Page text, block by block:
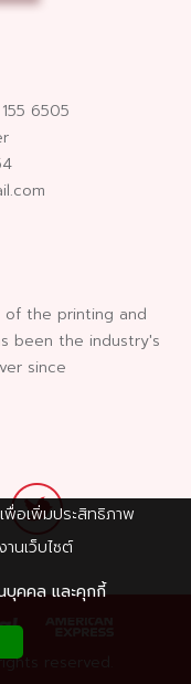
6505
of the printing and
been the industry's
since
reserved.
พื่อเพิ่มประสิทธิภาพ
นเว็บไซต์
บุคคล และคุกกี้